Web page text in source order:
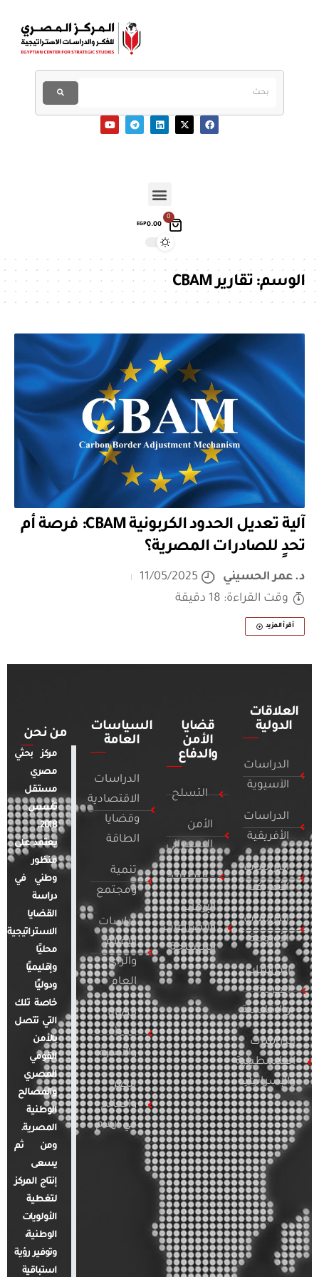
0
EGP0.00
الوسم:تقارير CBAM
آلية تعديل الحدود الكربونية CBAM: فرصة أم
تحدٍ للصادرات المصرية؟
د. عمر الحسيني
11/05/2025
وقت القراءة: 18 دقيقة
أقرأ المزيد
العلاقات
الدولية
الدراسات
الآسيوية
الدراسات
الأفريقية
الدراسات
الأمريكية
الدراسات
الأوروبية
الدراسات
العربية
والإقليمية
الدراسات
الفلسطينية
والإسرائيلية
قضايا
الأمن
والدفاع
التسلح
الأمن
السيبراني
التطرف
الإرهاب
والصراعات
المسلحة
السياسات
العامة
الدراسات
الاقتصادية
وقضايا
الطاقة
تنمية
ومجتمع
دراسات
الإعلام
والرأي
العام
قضايا
المرأة
والأسرة
مصر
والعالم
في أرقام
من نحن
مركز بحثي
مصري
مستقل
تأسس
2018.
يعتمد على
منظور
وطني في
دراسة
القضايا
الاستراتيجية
محليًا
وإقليميًا
ودوليًا
خاصة تلك
التي تتصل
بالأمن
القومي
المصري
والمصالح
الوطنية
المصرية.
ومن ثم
يسعى
إنتاج المركز
لتغطية
الأولويات
الوطنية،
وتوفير رؤية
استباقية